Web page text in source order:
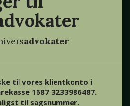
advokater
til vores klientkonto i
1687 3233986487.
til sagsnummer.